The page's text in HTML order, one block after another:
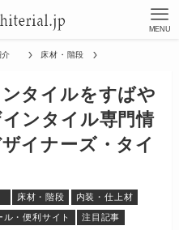
MENU
介 床材・階段
タイルをすばや
ンタイル専門情
イナーズ・タイ
床材・階段 内装・仕上材
ル・便利サイト 注目記事